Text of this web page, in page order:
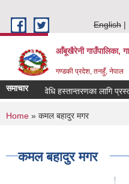
English
आँबूखैरेनी गाउँपालिका,
गण्डकी प्रदेश, तनहुँ, नेपाल
समाचारप्रविधि हस्तान्तरणका लागि
You are here
Home » कमल बहादुर मगर
कमल बहादुर मगर